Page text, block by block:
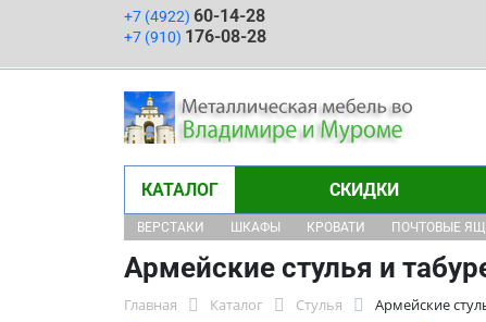
+7 (4922) 60-14-28
+7 (910) 176-08-28
КАТАЛОГ СКИДКИ
ВЕРСТАКИ ШКАФЫ КРОВАТИ ПОЧТОВЫЕ
Армейские стулья и
Главная Каталог Стулья Армейские